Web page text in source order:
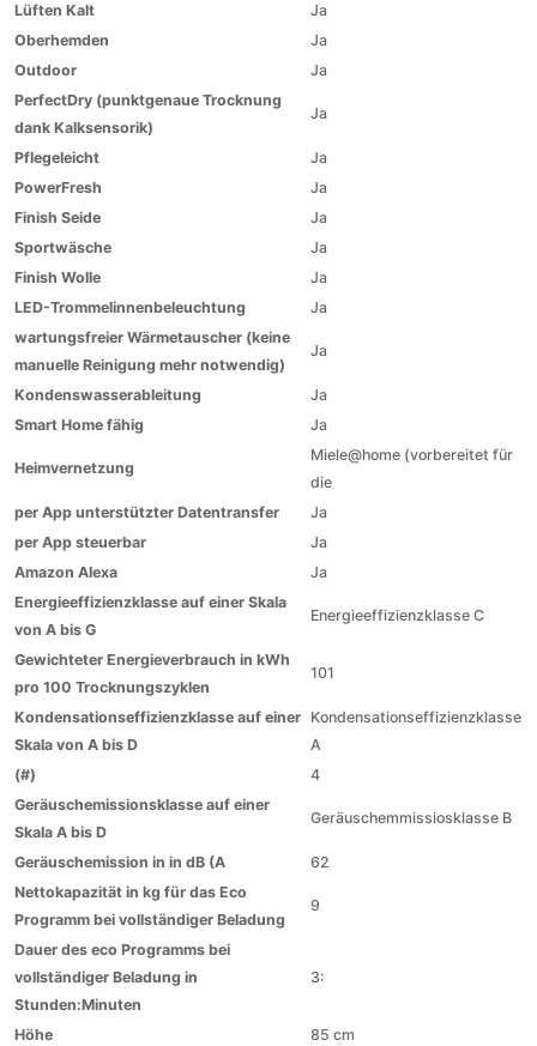
Lüften Kalt
Ja
Oberhemden
Ja
Outdoor
Ja
PerfectDry (punktgenaue Trocknung
dank Kalksensorik)
Ja
Pflegeleicht
Ja
PowerFresh
Ja
Finish Seide
Ja
Sportwäsche
Ja
Finish Wolle
Ja
LED-Trommelinnenbeleuchtung
Ja
wartungsfreier Wärmetauscher (keine
manuelle Reinigung mehr notwendig)
Ja
Kondenswasserableitung
Ja
Smart Home fähig
Ja
Heimvernetzung
Miele@home (vorbereitet für
die
per App unterstützter Datentransfer
Ja
per App steuerbar
Ja
Amazon Alexa
Ja
Energieeffizienzklasse auf einer Skala
von A bis G
Energieeffizienzklasse C
Gewichteter Energieverbrauch in kWh
pro 100 Trocknungszyklen
101
Kondensationseffizienzklasse auf einer
Skala von A bis D
Kondensationseffizienzklasse
A
(#)
4
Geräuschemissionsklasse auf einer
Skala A bis D
Geräuschemmissiosklasse B
Geräuschemission in in dB (A
62
Nettokapazität in kg für das Eco
Programm bei vollständiger Beladung
9
Dauer des eco Programms bei
vollständiger Beladung in
Stunden:Minuten
3:
Höhe
85 cm